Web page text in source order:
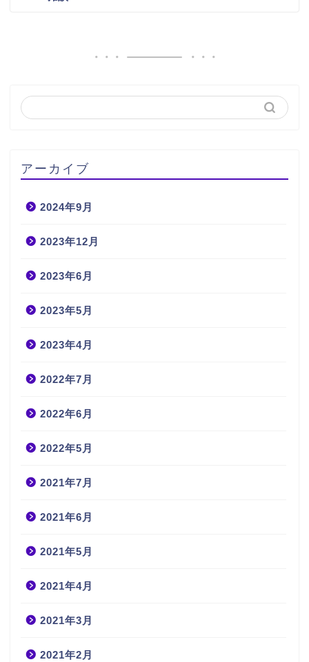
アーカイブ
2024年9月
2023年12月
2023年6月
2023年5月
2023年4月
2022年7月
2022年6月
2022年5月
2021年7月
2021年6月
2021年5月
2021年4月
2021年3月
2021年2月